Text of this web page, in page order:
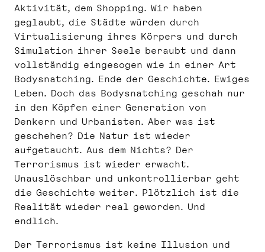
Aktivität, dem Shopping. Wir haben
geglaubt, die Städte würden durch
Virtualisierung ihres Körpers und durch
Simulation ihrer Seele beraubt und dann
vollständig eingesogen wie in einer Art
Bodysnatching. Ende der Geschichte. Ewiges
Leben. Doch das Bodysnatching geschah nur
in den Köpfen einer Generation von
Denkern und Urbanisten. Aber was ist
geschehen? Die Natur ist wieder
aufgetaucht. Aus dem Nichts? Der
Terrorismus ist wieder erwacht.
Unauslöschbar und unkontrollierbar geht
die Geschichte weiter. Plötzlich ist die
Realität wieder real geworden. Und
endlich.
Der Terrorismus ist keine Illusion und